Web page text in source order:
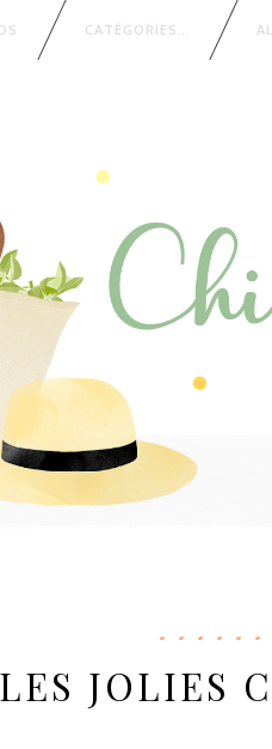
CATÉGORIES…
LES JOLIES